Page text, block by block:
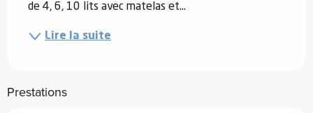
de 4, 6, 10 lits avec matelas et...
Lire la suite
Prestations